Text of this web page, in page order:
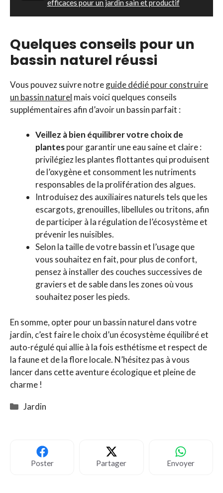
efficaces pour un jardin sain et productif
Quelques conseils pour un
bassin naturel réussi
Vous pouvez suivre notreguide dédié pour construire
un bassin naturel mais voici quelques conseils
supplémentaires afin d’avoir un bassin parfait :
Veillez à bien équilibrer votre choix de
plantespour garantir une eau saine et claire :
privilégiez les plantes flottantes qui produisent
de l’oxygène et consomment les nutriments
responsables de la prolifération des algues.
Introduisez des auxiliaires naturels tels que les
escargots, grenouilles, libellules ou tritons, afin
de participer à la régulation de l’écosystème et
prévenir les nuisibles.
Selon la taille de votre bassin et l’usage que
vous souhaitez en fait, pour plus de confort,
pensez à installer des couches successives de
graviers et de sable dans les zones où vous
souhaitez poser les pieds.
En somme, opter pour un bassin naturel dans votre
jardin, c’est faire le choix d’un écosystème équilibré et
auto-régulé qui allie à la fois esthétisme et respect de
la faune et de la flore locale. N’hésitez pas à vous
lancer dans cette aventure écologique et pleine de
charme !
Catégories
Jardin
Poster Partager Envoyer